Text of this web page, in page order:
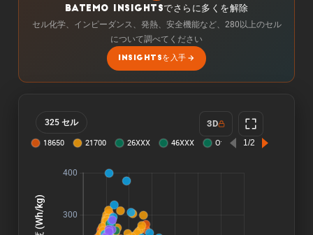
BATEMO INSIGHTSでさらに多くを解除
セル化学、インピーダンス、発熱、安全機能など、280以上のセル
について調べてください
INSIGHTSを入手
325 セル 3D